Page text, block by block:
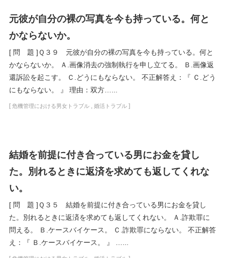
元彼が自分の裸の写真を今も持っている。何と
かならないか。
[ 問 題 ]Ｑ３９ 元彼が自分の裸の写真を今も持っている。何と
かならないか。 Ａ.画像消去の強制執行を申し立てる。 Ｂ.画像返
還訴訟を起こす。 Ｃ.どうにもならない。 不正解答え：『 Ｃ.どう
にもならない。 』 理由：双方…...
[ 危機管理における男女トラブル, 婚活トラブル]
結婚を前提に付き合っている男にお金を貸し
た。別れるときに返済を求めても返してくれな
い。
[ 問 題 ]Ｑ３５ 結婚を前提に付き合っている男にお金を貸し
た。別れるときに返済を求めても返してくれない。 Ａ.詐欺罪に
問える。 Ｂ.ケースバイケース。 Ｃ.詐欺罪にならない。 不正解答
え：『 Ｂ.ケースバイケース。 』 …...